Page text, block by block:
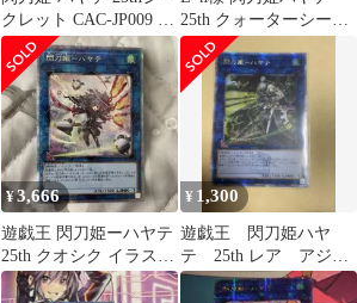
クレット CAC-JP009 マ
グネットローダー付き
25th クォーターシーク
レット クオシク 遊
戯王せんと
¥3,666
遊戯王 閃刀姫ーハヤテ
25th クオシク イラスト
違い
¥ 1,300
遊戯王 閃刀姫ハヤ
テ 25th レア アジア
版